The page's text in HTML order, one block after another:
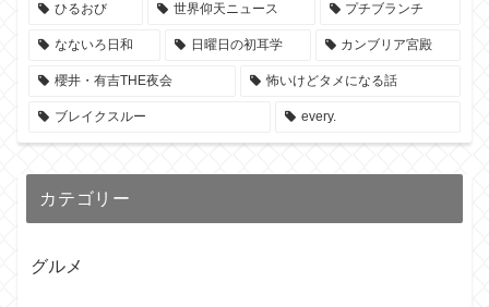
ひるおび 世界仰天ニュース プチブランチ
なないろ日和 日曜日の初耳学 カンブリア宮殿
櫻井・有吉THE夜会 怖いけどタメになる話
ブレイクスルー every.
カテゴリー
グルメ